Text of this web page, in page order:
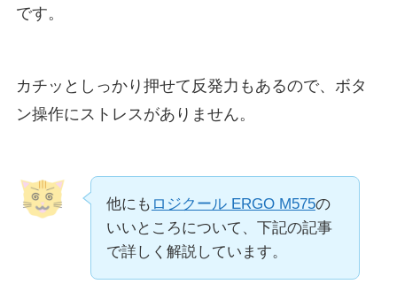
です。
カチッとしっかり押せて反発力もあるので、ボタ
ン操作にストレスがありません。
他にも ロジクール ERGO M575の
いいところについて、下記の記事
で詳しく解説しています。